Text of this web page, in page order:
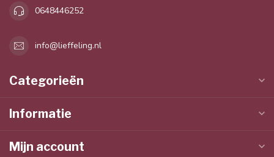
0648446252
info@lieffeling.nl
Categorieën
Informatie
Mijn account